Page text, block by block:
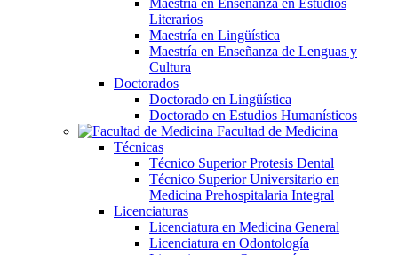
Maestría en Enseñanza en Estudios
Literarios
Maestría en Lingüística
Maestría en Enseñanza de Lenguas y
Cultura
Doctorados
Doctorado en Lingüística
Doctorado en Estudios Humanísticos
Facultad de Medicina
Técnicas
Técnico Superior Protesis Dental
Técnico Superior Universitario en
Medicina Prehospitalaria Integral
Licenciaturas
Licenciatura en Medicina General
Licenciatura en Odontología